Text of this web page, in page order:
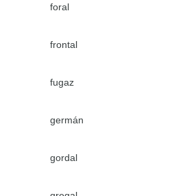
foral
frontal
fugaz
germán
gordal